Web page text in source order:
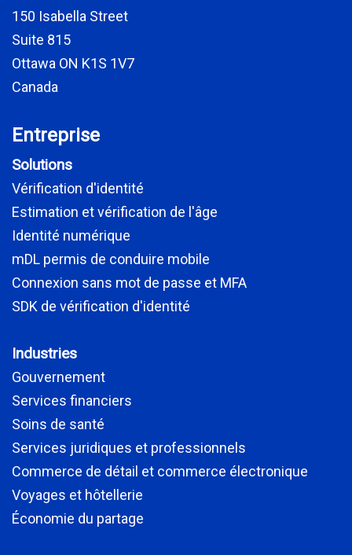
150 Isabella Street
Suite 815
Ottawa ON K1S 1V7
Canada
Entreprise
Solutions
Vérification d'identité
Estimation et vérification de l'âge
Identité numérique
mDL permis de conduire mobile
Connexion sans mot de passe et MFA
SDK de vérification d'identité
Industries
Gouvernement
Services financiers
Soins de santé
Services juridiques et professionnels
Commerce de détail et commerce électronique
Voyages et hôtellerie
Économie du partage